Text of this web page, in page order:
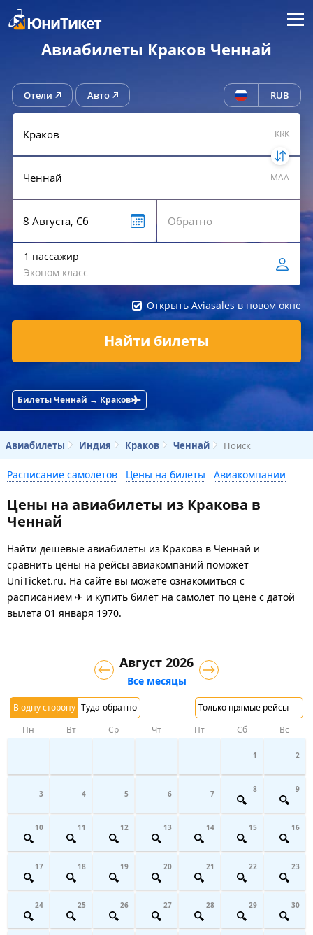
ЮниТикет Меню
Авиабилеты Краков Ченнай
Отели Авто RUB
KRK
MAA
1 пассажир
Эконом класс
Открыть Aviasales в новом окне
Найти билеты
Билеты Ченнай → Краков
Авиабилеты Индия Краков Ченнай Поиск
Расписание самолётов Цены на билеты Авиакомпании
Цены на авиабилеты из Кракова в
Ченнай
Найти дешевые авиабилеты из Кракова в Ченнай и
сравнить цены на рейсы авиакомпаний поможет
UniTicket.ru. На сайте вы можете ознакомиться с
расписанием ✈ и купить билет на самолет по цене с датой
вылета 01 января 1970.
В одну сторону Туда-обратно Только прямые рейсы
Август 2026
Все месяцы
Пн Вт Ср Чт Пт Сб Вс
1 2
3 4 5 6 7 8 9
10 11 12 13 14 15 16
17 18 19 20 21 22 23
24 25 26 27 28 29 30